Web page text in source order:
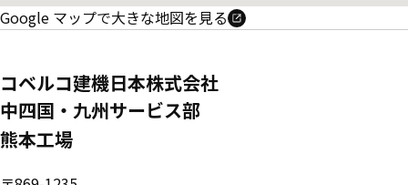
Google マップで大きな地図を見る
コベルコ建機日本株式会社
中四国・九州サービス部
熊本工場